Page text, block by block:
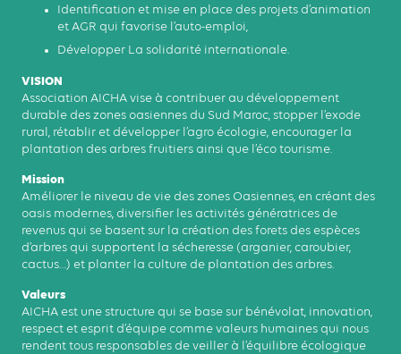
Identification et mise en place des projets d’animation
et AGR qui favorise l’auto-emploi,
Développer La solidarité internationale.
VISION
Association AICHA vise à contribuer au développement
durable des zones oasiennes du Sud Maroc, stopper l’exode
rural, rétablir et développer l’agro écologie, encourager la
plantation des arbres fruitiers ainsi que l’éco tourisme.
Mission
Améliorer le niveau de vie des zones Oasiennes, en créant des
oasis modernes, diversifier les activités génératrices de
revenus qui se basent sur la création des forets des espèces
d’arbres qui supportent la sécheresse (arganier, caroubier,
cactus…) et planter la culture de plantation des arbres.
Valeurs
AICHA est une structure qui se base sur bénévolat, innovation,
respect et esprit d’équipe comme valeurs humaines qui nous
rendent tous responsables de veiller à l’équilibre écologique